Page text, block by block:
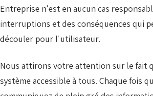
Entreprise n'est en aucun cas
interruptions et des conséquences qui
découler pour l'utilisateur.
Nous attirons votre attention sur le fait
système accessible à tous. Chaque fois